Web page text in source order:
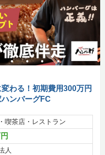
わる！初期費用300万円
ンバーグFC
喫茶店・レストラン
人